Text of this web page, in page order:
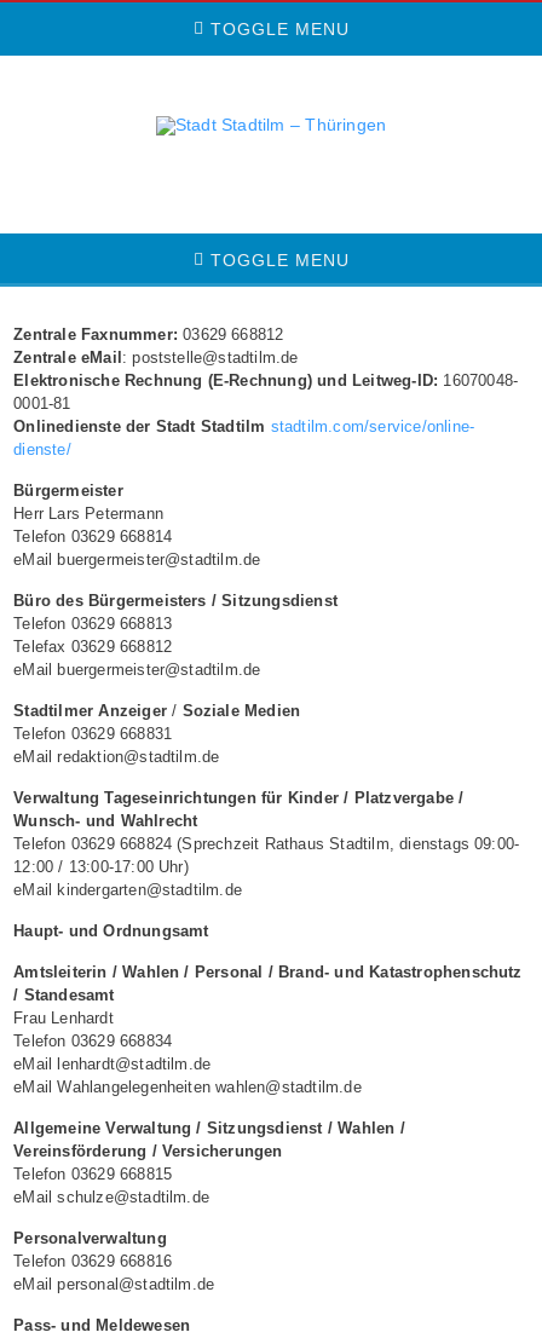
TOGGLE MENU
TOGGLE MENU
Zentrale Faxnummer: 03629 668812
Zentrale eMail : poststelle@stadtilm.de
Elektronische Rechnung (E-Rechnung) und Leitweg-ID: 16070048-
0001-81
Onlinedienste der Stadt Stadtilm stadtilm.com/service/online-
dienste/
Bürgermeister
Herr Lars Petermann
Telefon 03629 668814
eMail buergermeister@stadtilm.de
Büro des Bürgermeisters / Sitzungsdienst
Telefon 03629 668813
Telefax 03629 668812
eMail buergermeister@stadtilm.de
Stadtilmer Anzeiger/ Soziale Medien
Telefon 03629 668831
eMail redaktion@stadtilm.de
Verwaltung Tageseinrichtungen für Kinder / Platzvergabe /
Wunsch- und Wahlrecht
Telefon 03629 668824 (Sprechzeit Rathaus Stadtilm, dienstags 09:00-
12:00 / 13:00-17:00 Uhr)
eMail kindergarten@stadtilm.de
Haupt- und Ordnungsamt
Amtsleiterin / Wahlen / Personal / Brand- und Katastrophenschutz
/ Standesamt
Frau Lenhardt
Telefon 03629 668834
eMail lenhardt@stadtilm.de
eMail Wahlangelegenheiten wahlen@stadtilm.de
Allgemeine Verwaltung / Sitzungsdienst / Wahlen /
Vereinsförderung / Versicherungen
Telefon 03629 668815
eMail schulze@stadtilm.de
Personalverwaltung
Telefon 03629 668816
eMail personal@stadtilm.de
Pass- und Meldewesen